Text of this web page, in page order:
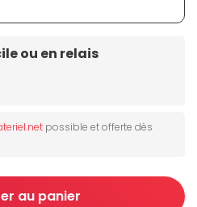
ou en relais
possible et offerte dès
au panier